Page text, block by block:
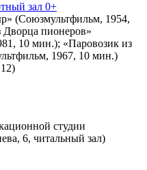
зал 0+
(Союзмультфильм, 1954,
пионеров»
10 мин.); «Паровозик из
1967, 10 мин.)
студии
6, читальный зал)